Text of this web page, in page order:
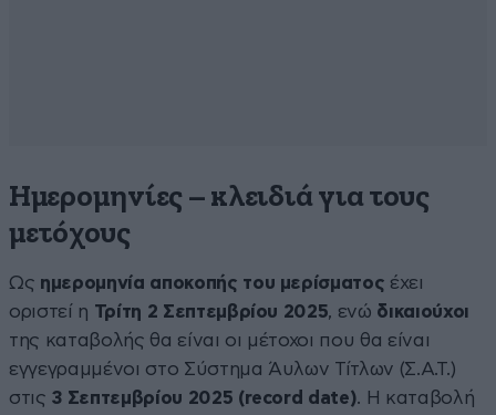
Ημερομηνίες – κλειδιά για τους
μετόχους
Ως ημερομηνία αποκοπής του μερίσματος έχει
οριστεί η Τρίτη 2 Σεπτεμβρίου 2025, ενώ δικαιούχοι
της καταβολής θα είναι οι μέτοχοι που θα είναι
εγγεγραμμένοι στο Σύστημα Άυλων Τίτλων (Σ.Α.Τ.)
στις 3 Σεπτεμβρίου 2025 (record date). Η καταβολή